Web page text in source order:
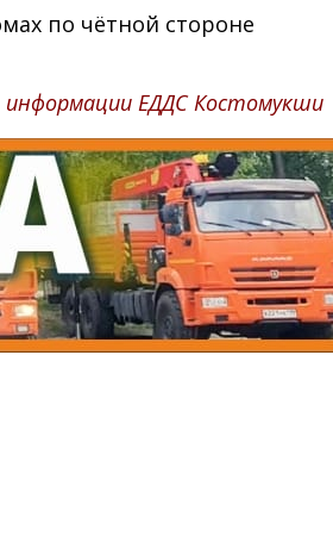
по чётной стороне
информации ЕДДС Костомукши